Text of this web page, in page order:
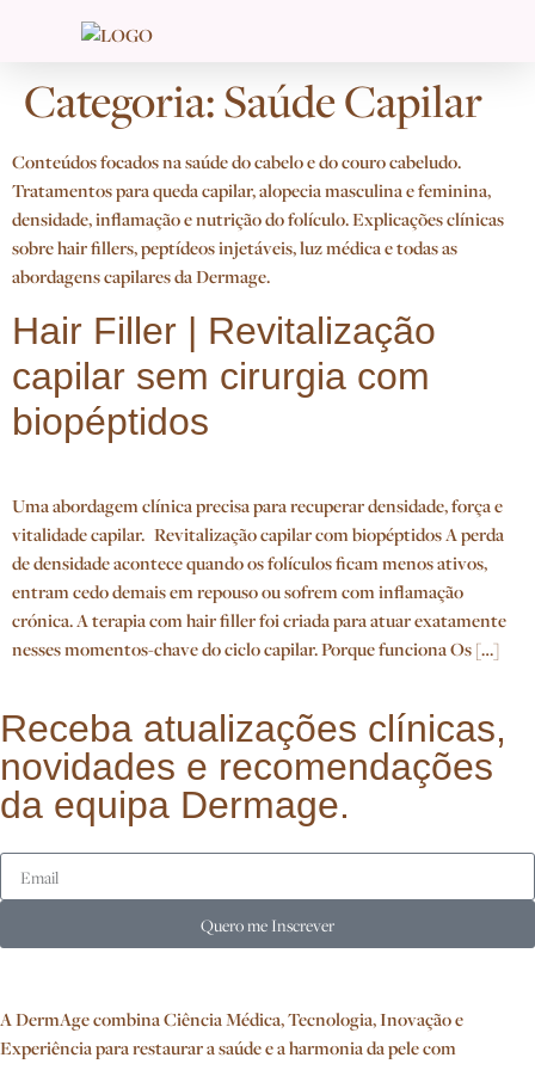
Categoria:Saúde Capilar
Conteúdos focados na saúde do cabelo e do couro cabeludo.
Tratamentos para queda capilar, alopecia masculina e feminina,
densidade, inflamação e nutrição do folículo. Explicações clínicas
sobre hair fillers, peptídeos injetáveis, luz médica e todas as
abordagens capilares da Dermage.
Hair Filler | Revitalização
capilar sem cirurgia com
biopéptidos
Uma abordagem clínica precisa para recuperar densidade, força e
vitalidade capilar. Revitalização capilar com biopéptidos A perda
de densidade acontece quando os folículos ficam menos ativos,
entram cedo demais em repouso ou sofrem com inflamação
crónica. A terapia com hair filler foi criada para atuar exatamente
nesses momentos-chave do ciclo capilar. Porque funciona Os […]
Receba atualizações clínicas,
novidades e recomendações
da equipa Dermage.
Quero me Inscrever
A DermAge combina Ciência Médica, Tecnologia, Inovação e
Experiência para restaurar a saúde e a harmonia da pele com